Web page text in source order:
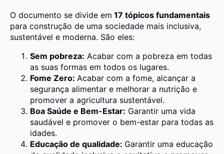
O documento se divide em 17 tópicos fundamentais
para construção de uma sociedade mais inclusiva,
sustentável e moderna. São eles:
Sem pobreza: Acabar com a pobreza em todas
as suas formas em todos os lugares.
Fome Zero: Acabar com a fome, alcançar a
segurança alimentar e melhorar a nutrição e
promover a agricultura sustentável.
Boa Saúde e Bem-Estar: Garantir uma vida
saudável e promover o bem-estar para todas as
idades.
Educação de qualidade: Garantir uma educação